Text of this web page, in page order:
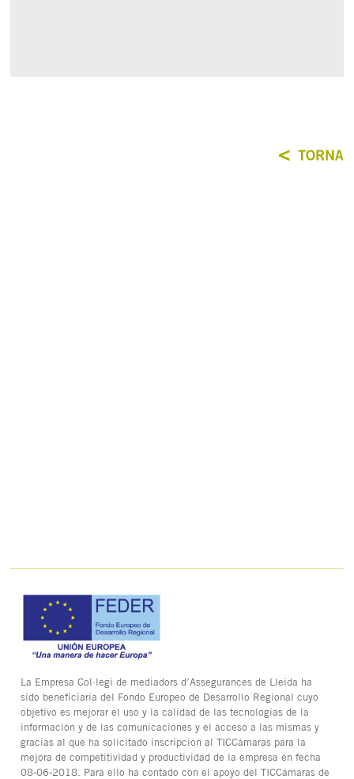
La Empresa Col·legi de mediadors d’Assegurances de Lleida ha
sido beneficiaria del Fondo Europeo de Desarrollo Regional cuyo
objetivo es mejorar el uso y la calidad de las tecnologías de la
información y de las comunicaciones y el acceso a las mismas y
gracias al que ha solicitado inscripción al TICCámaras para la
mejora de competitividad y productividad de la empresa en fecha
08-06-2018. Para ello ha contado con el apoyo del TICCámaras de